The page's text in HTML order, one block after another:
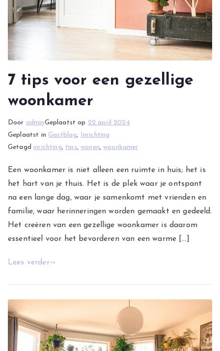
7 tips voor een gezellige
woonkamer
Door adminGeplaatst op 22 april 2024
Geplaatst in Gastblog, Inrichting
Getagd inrichting, tips,wonen,woonkamer
Een woonkamer is niet alleen een ruimte in huis; het is
het hart van je thuis. Het is de plek waar je ontspant
na een lange dag, waar je samenkomt met vrienden en
familie, waar herinneringen worden gemaakt en gedeeld.
Het creëren van een gezellige woonkamer is daarom
essentieel voor het bevorderen van een warme […]
Lees verder